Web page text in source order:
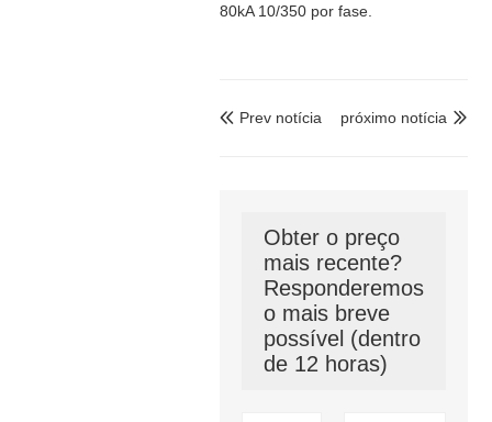
80kA 10/350 por fase.
 Prev notícia 
próximo notícia
Obter o preço
mais recente?
Responderemos
o mais breve
possível (dentro
de 12 horas)